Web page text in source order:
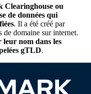
Clearinghouse ou
de données qui
. Il a été créé par
de domaine sur internet.
leur nom dans les
gTLD.